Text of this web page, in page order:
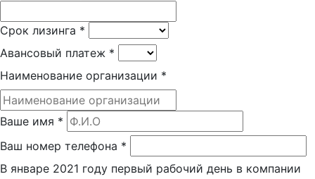
Срок лизинга *
Авансовый платеж *
Наименование организации *
Ваше имя *
Ваш номер телефона *
В январе 2021 году первый рабочий день в компании